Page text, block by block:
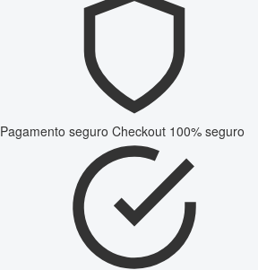
Pagamento seguro Checkout 100% seguro